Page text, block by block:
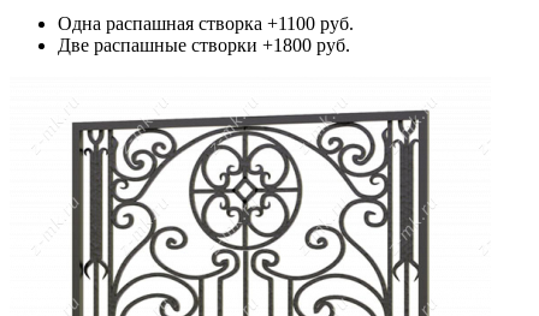
Одна распашная створка +1100 руб.
Две распашные створки +1800 руб.